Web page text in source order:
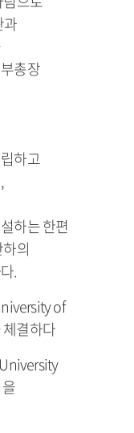
과
총장
하고
하는 한편
의
.
of
결하다